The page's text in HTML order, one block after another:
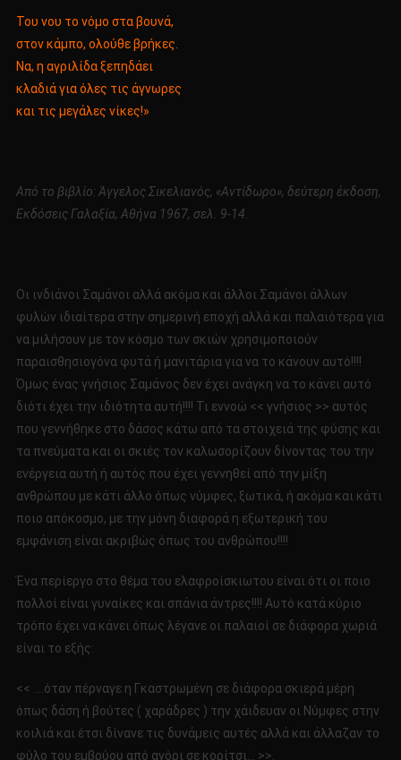
Του νου το νόμο στα βουνά,
στον κάμπο, ολούθε βρήκες.
Να, η αγριλίδα ξεπηδάει
κλαδιά για όλες τις άγνωρες
και τις μεγάλες νίκες!»
Από το βιβλίο: Άγγελος Σικελιανός, «Αντίδωρο», δεύτερη έκδοση,
Εκδόσεις Γαλαξία, Αθήνα 1967, σελ. 9-14.
Οι ινδιάνοι Σαμάνοι αλλά ακόμα και άλλοι Σαμάνοι άλλων
φυλών ιδιαίτερα στην σημερινή εποχή αλλά και παλαιότερα για
να μιλήσουν με τον κόσμο των σκιών χρησιμοποιούν
παραισθησιογόνα φυτά ή μανιτάρια για να το κάνουν αυτό!!!!
Όμως ένας γνήσιος Σαμάνος δεν έχει ανάγκη να το κάνει αυτό
διότι έχει την ιδιότητα αυτή!!!! Τι εννοώ << γνήσιος >> αυτός
που γεννήθηκε στο δάσος κάτω από τα στοιχειά της φύσης και
τα πνεύματα και οι σκιές τον καλωσορίζουν δίνοντας του την
ενέργεια αυτή ή αυτός που έχει γεννηθεί από την μίξη
ανθρώπου με κάτι άλλο όπως νύμφες, ξωτικά, ή ακόμα και κάτι
ποιο απόκοσμο, με την μόνη διαφορά η εξωτερική του
εμφάνιση είναι ακριβώς όπως του ανθρώπου!!!!
Ένα περίεργο στο θέμα του ελαφροίσκιωτου είναι ότι οι ποιο
πολλοί είναι γυναίκες και σπάνια άντρες!!!! Αυτό κατά κύριο
τρόπο έχει να κάνει όπως λέγανε οι παλαιοί σε διάφορα χωριά
είναι το εξής:
<< ….όταν πέρναγε η Γκαστρωμένη σε διάφορα σκιερά μέρη
όπως δάση ή βούτες ( χαράδρες ) την χάιδευαν οι Νύμφες στην
κοιλιά και έτσι δίνανε τις δυνάμεις αυτές αλλά και άλλαζαν το
φύλο του εμβρύου από αγόρι σε κορίτσι… >>.